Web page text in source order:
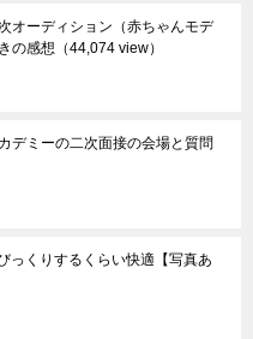
オーディション（赤ちゃんモデ
の感想 （44,074 view）
デミーの二次面接の会場と質問
っくりするくらい快適【写真あ